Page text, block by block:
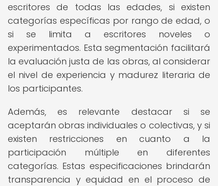
escritores de todas las edades, si existen
categorías específicas por rango de edad, o
si se limita a escritores noveles o
experimentados. Esta segmentación facilitará
la evaluación justa de las obras, al considerar
el nivel de experiencia y madurez literaria de
los participantes.
Además, es relevante destacar si se
aceptarán obras individuales o colectivas, y si
existen restricciones en cuanto a la
participación múltiple en diferentes
categorías. Estas especificaciones brindarán
transparencia y equidad en el proceso de